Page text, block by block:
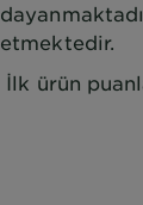
etmektedir.
İlk ürün